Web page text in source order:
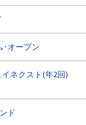
･オープン
イネクスト(年2回)
ド